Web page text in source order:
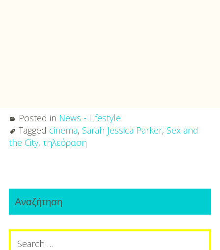
Posted in News - Lifestyle
Tagged cinema, Sarah Jessica Parker, Sex and
the City, τηλεόραση
navigation
Primary
Sidebar
Αναζήτηση
Search
for: